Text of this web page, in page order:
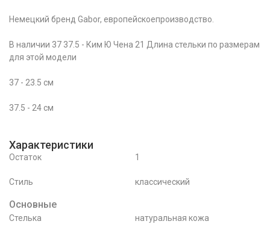
Немецкий бренд Gabor, европейскоепроизводство.
В наличии 37 37.5 - Ким Ю Чена 21 Длина стельки по размерам
для этой модели
37 - 23.5 см
37.5 - 24 см
Характеристики
Остаток 1
Стиль классический
Основные
Стелька натуральная кожа